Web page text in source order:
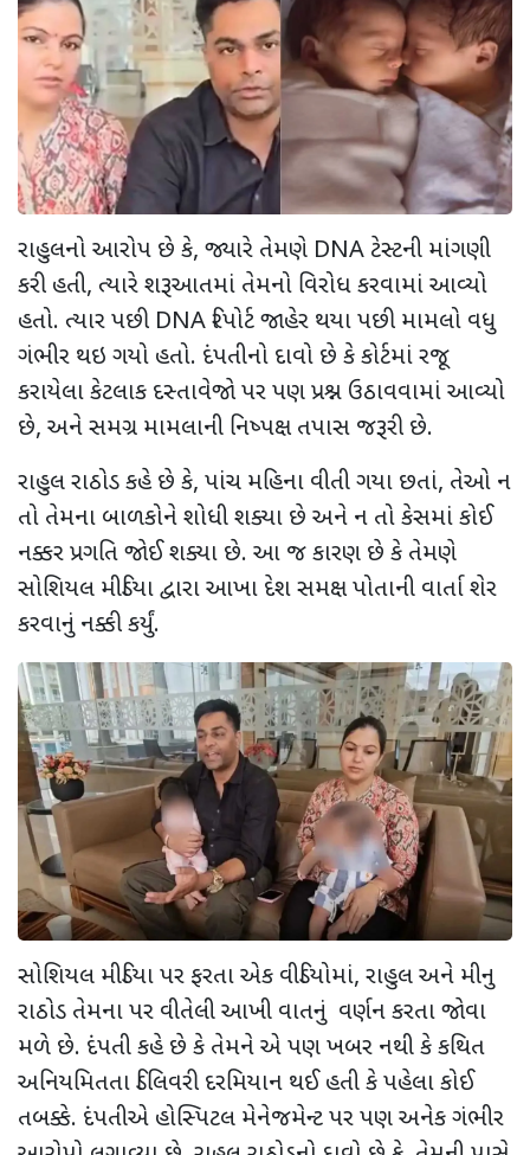
રાહુલનો આરોપ છે કે, જ્યારે તેમણે DNA ટેસ્ટની માંગણી
કરી હતી, ત્યારે શરૂઆતમાં તેમનો વિરોધ કરવામાં આવ્યો
હતો. ત્યાર પછી DNAરિપોર્ટ જાહેર થયા પછી મામલો વધુ
ગંભીર થઇ ગયો હતો. દંપતીનો દાવો છે કે કોર્ટમાં રજૂ
કરાયેલા કેટલાક દસ્તાવેજો પર પણ પ્રશ્ન ઉઠાવવામાં આવ્યો
છે, અને સમગ્ર મામલાની નિષ્પક્ષ તપાસ જરૂરી છે.
રાહુલ રાઠોડ કહે છે કે, પાંચ મહિના વીતી ગયા છતાં, તેઓ ન
તો તેમના બાળકોને શોધી શક્યા છે અને ન તો કેસમાં કોઈ
નક્કર પ્રગતિ જોઈ શક્યા છે. આ જ કારણ છે કે તેમણે
સોશિયલ મીડિયા દ્વારા આખા દેશ સમક્ષ પોતાની વાર્તા શેર
કરવાનું નક્કી કર્યું.
સોશિયલ મીડિયા પર ફરતા એક વીડિયોમાં, રાહુલ અને મીનુ
રાઠોડ તેમના પર વીતેલી આખી વાતનું વર્ણન કરતા જોવા
મળે છે. દંપતી કહે છે કે તેમને એ પણ ખબર નથી કે કથિત
અનિયમિતતા ડિલિવરી દરમિયાન થઈ હતી કે પહેલા કોઈ
તબક્કે. દંપતીએ હોસ્પિટલ મેનેજમેન્ટ પર પણ અનેક ગંભીર